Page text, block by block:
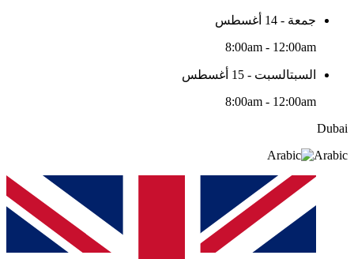
جمعة - 14 أغسطس
8:00am - 12:00am
السبتالسبت - 15 أغسطس
8:00am - 12:00am
Dubai
Arabic